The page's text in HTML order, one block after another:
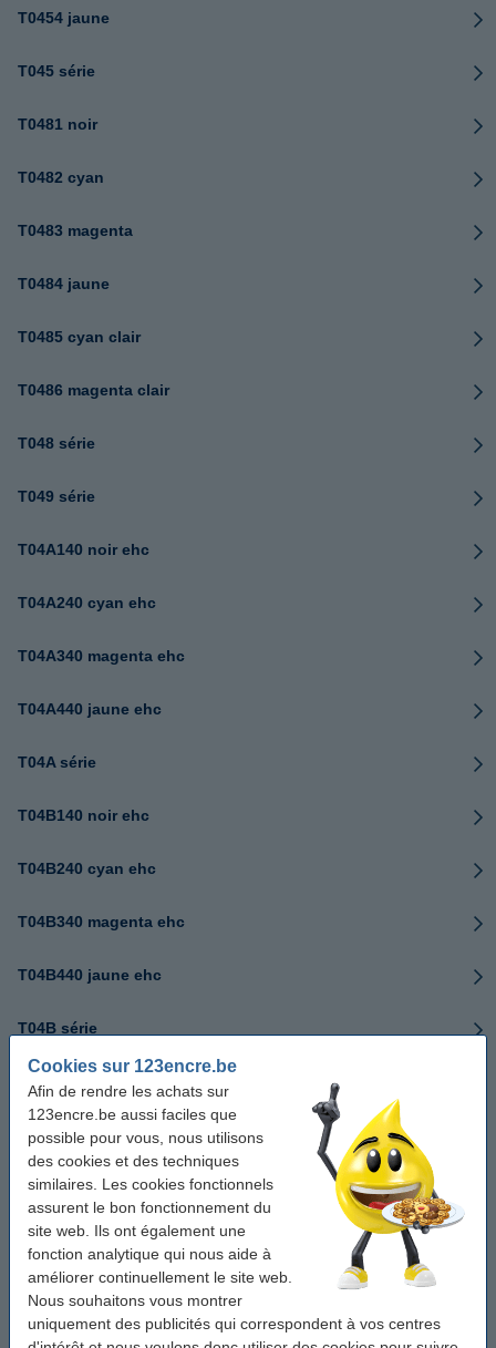
Cookies sur 123encre.be
Afin de rendre les achats sur
123encre.be aussi faciles que
possible pour vous, nous utilisons
des cookies et des techniques
similaires. Les cookies fonctionnels
assurent le bon fonctionnement du
site web. Ils ont également une
fonction analytique qui nous aide à
améliorer continuellement le site web.
Nous souhaitons vous montrer
uniquement des publicités qui correspondent à vos centres
T0454 jaune
T045 série
T0481 noir
T0482 cyan
T0483 magenta
T0484 jaune
T0485 cyan clair
T0486 magenta clair
T048 série
T049 série
T04A140 noir ehc
T04A240 cyan ehc
T04A340 magenta ehc
T04A440 jaune ehc
T04A série
T04B140 noir ehc
T04B240 cyan ehc
T04B340 magenta ehc
T04B440 jaune ehc
T04B série
T04C240 cyan hc
T04C340 magenta hc
T04C440 jaune hc
T04C série